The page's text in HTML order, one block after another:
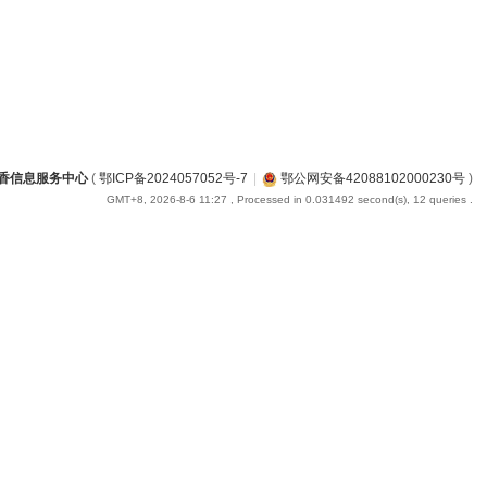
信息服务中心( 鄂ICP备2024057052号-7 鄂公网安备42088102000230号)
GMT+8, 2026-8-6 11:27 , Processed in 0.031492 second(s), 12 queries .